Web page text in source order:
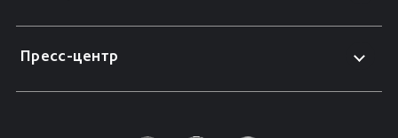
Пресс-центр